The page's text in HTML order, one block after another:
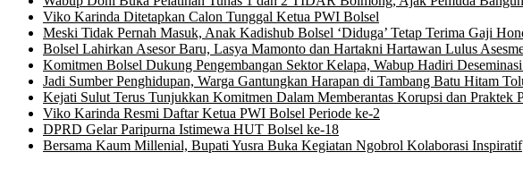
Viko Karinda Ditetapkan Calon Tunggal Ketua PWI Bolsel
Meski Tidak Pernah Masuk, Anak Kadishub Bolsel ‘Diduga’ Tetap Terima Gaji
Bolsel Lahirkan Asesor Baru, Lasya Mamonto dan Hartakni Hartawan Lulus
Komitmen Bolsel Dukung Pengembangan Sektor Kelapa, Wabup Hadiri
Jadi Sumber Penghidupan, Warga Gantungkan Harapan di Tambang Batu Hitam
Kejati Sulut Terus Tunjukkan Komitmen Dalam Memberantas Korupsi dan Praktek
Viko Karinda Resmi Daftar Ketua PWI Bolsel Periode ke-2
DPRD Gelar Paripurna Istimewa HUT Bolsel ke-18
Bersama Kaum Millenial, Bupati Yusra Buka Kegiatan Ngobrol Kolaborasi Inspiratif